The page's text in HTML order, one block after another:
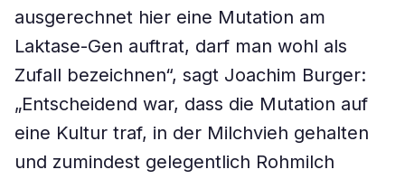
ausgerechnet hier eine Mutation am
Laktase-Gen auftrat, darf man wohl als
Zufall bezeichnen“, sagt Joachim Burger:
„Entscheidend war, dass die Mutation auf
eine Kultur traf, in der Milchvieh gehalten
und zumindest gelegentlich Rohmilch